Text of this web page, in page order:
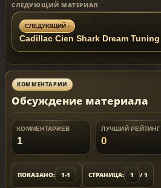
СЛЕДУЮЩИЙ МАТЕРИАЛ
СЛЕДУЮЩИЙ ›
Cadillac Cien Shark Dream Tuning
КОММЕНТАРИИ
Обсуждение материала
КОММЕНТАРИЕВ
1
ЛУЧШИЙ РЕЙТИНГ
0
ПОКАЗАНО: 1-1 СТРАНИЦА: 1 / 1